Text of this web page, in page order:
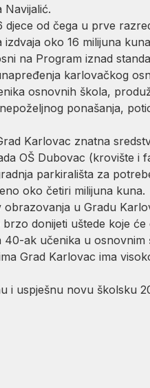
od čega u prve
oko 16 milijuna
na Program iznad
karlovačkog
osnovnih škola,
ponašanja,
Karlovac znatna
OŠ Dubovac (krovište i
parkirališta za
oko četiri milijuna kuna.
u Gradu
donijeti uštede koje će
ak učenika u osnovnim
Grad Karlovac ima
uspješnu novu školsku